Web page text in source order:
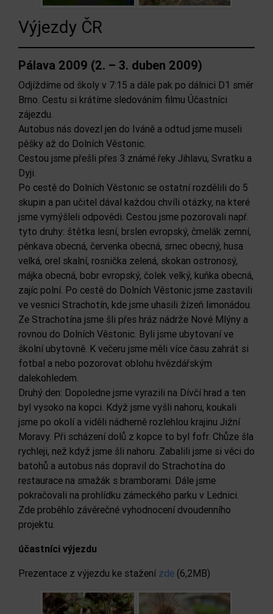
Výjezdy ČR
Pálava 2009 (2. – 3. duben 2009)
Odjíždíme od školy v 7:15 a dále pak po dálnici D1 směr
Brno. Cestu si krátíme sledováním filmu Účastníci
zájezdu.
Autobus nás dovezl jen do Iváně a odtud jsme museli
pěšky až do Dolních Věstonic.
Cestou jsme přešli přes 3 známé řeky Jihlavu, Svratku a
Dyji.
Po cestě do Dolních Věstonic se ostatní rozdělili do 5
skupin a pan učitel dával každou chvíli otázky, na které
jsme vymýšleli odpovědi. Cestou jsme pozorovali např.
tyto druhy: štětka lesní, brslen evropský, čmelák zemní,
pěnkava obecná, červenka obecná, srnec obecný, husa
velká, orel skalní, rosnička zelená, skokan ostronosý,
májka obecná, bobr evropský, čolek velký, kuňka obecná,
zajíc polní. Po cestě do Dolních Věstonic jsme zastavili
ve vesnici Strachotín, kde jsme uhasili žízeň limonádou.
Ze Strachotína jsme šli přes hráz nádrže Nové Mlýny a
rovnou do Dolních Věstonic. Byli jsme ubytovaní ve
školní ubytovně. K večeru jsme měli více času zahrát si
fotbal a nebo pozorovat oblohu hvězdářským
dalekohledem.
Druhý den: Dopoledne jsme vyrazili na Dívčí hrad a ten
byl vysoko na kopci. Když jsme vyšli nahoru, koukali
jsme po okolí a viděli nádherně rozlehlou krajinu Jižní
Moravy. Při scházení dolů z kopce to byl fofr. Chůze šla
rychleji, než když jsme šli nahoru. Zabalili jsme si věci do
batohů a autobus nás dopravil do Strachotína do
restaurace na smažák s bramborami. Dále jsme
pokračovali na prohlídku zámeckého parku v Lednici.
Zde proběhlo závěrečné vyhodnocení dvoudenního
projektu.
účastníci výjezdu
Prezentace z výjezdu ke stažení zde (6,2MB)